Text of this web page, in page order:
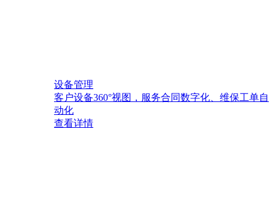
设备管理
客户设备360°视图，服务合同数字化、维保工单自
动化
查看详情